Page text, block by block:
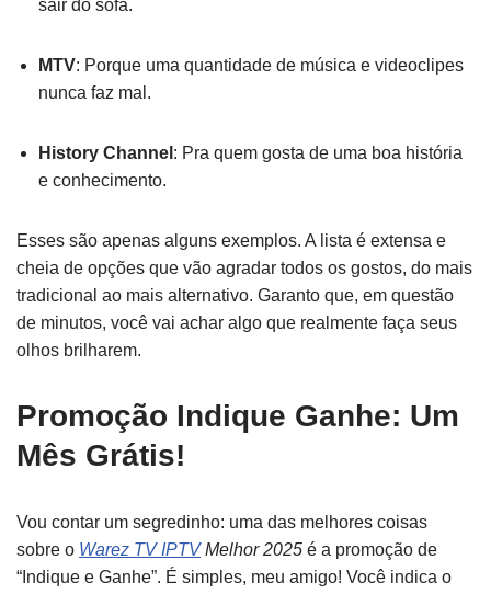
sair do sofá.
MTV: Porque uma quantidade de música e videoclipes
nunca faz mal.
History Channel : Pra quem gosta de uma boa história
e conhecimento.
Esses são apenas alguns exemplos. A lista é extensa e
cheia de opções que vão agradar todos os gostos, do mais
tradicional ao mais alternativo. Garanto que, em questão
de minutos, você vai achar algo que realmente faça seus
olhos brilharem.
Promoção Indique Ganhe: Um
Mês Grátis!
Vou contar um segredinho: uma das melhores coisas
sobre o Warez TV IPTVMelhor 2025 é a promoção de
“Indique e Ganhe”. É simples, meu amigo! Você indica o